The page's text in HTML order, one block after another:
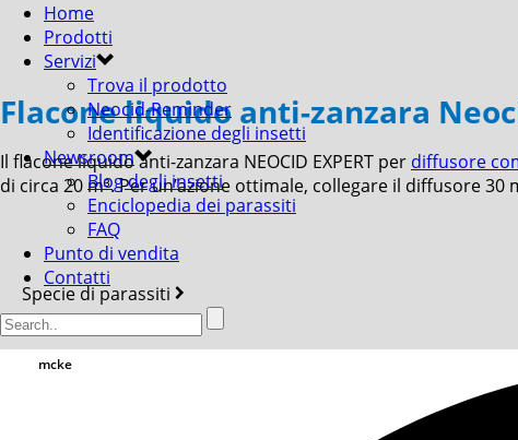
Home
Prodotti
Servizi
Trova il prodotto
Neocid-Reminder
Identificazione degli insetti
Newsroom
Blog degli insetti
Enciclopedia dei parassiti
FAQ
Punto di vendita
Contatti
Flacone liquido anti-zanzara
Il flacone liquido anti-zanzara NEOCID EXPERT per diffusore
di circa 20 m³. Per un’azione ottimale, collegare il diffusore
Specie di parassiti
mcke